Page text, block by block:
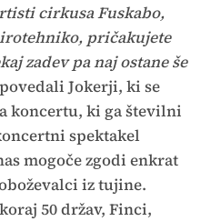
cirkusa Fuskabo,
pričakujete
zadev pa naj ostane še
Jokerji, ki se
koncertu, ki ga številni
spektakel
mogoče zgodi enkrat
iz tujine.
50 držav, Finci,